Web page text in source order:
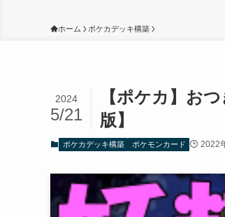
ホーム ポケカデッキ構築
【ポケカ】お
版】
2024
5/21
ポケカデッキ構築 ポケモンカード 2022